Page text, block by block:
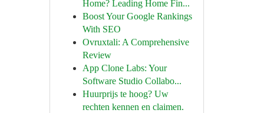
Home? Leading Home Fin...
Boost Your Google Rankings
With SEO
Ovruxtali: A Comprehensive
Review
App Clone Labs: Your
Software Studio Collabo...
Huurprijs te hoog? Uw
rechten kennen en claimen.